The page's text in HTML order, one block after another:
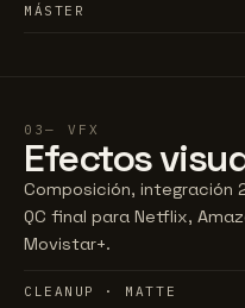
MÁSTER
03 VFX
Efectos
Composición, integración
QC final para Netflix,
Movistar+.
CLEANUP · MATTE